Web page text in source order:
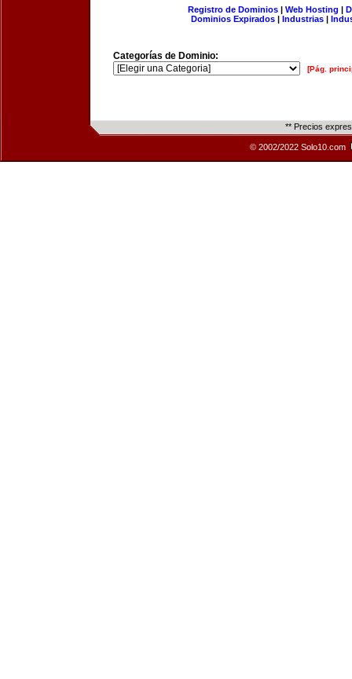
Registro de Dominios| Web Hosting |
Dominios Expirados | Industrias |
Categorías de Dominio:
[Pág.
** Precios
© 2002/2022 Solo10.com